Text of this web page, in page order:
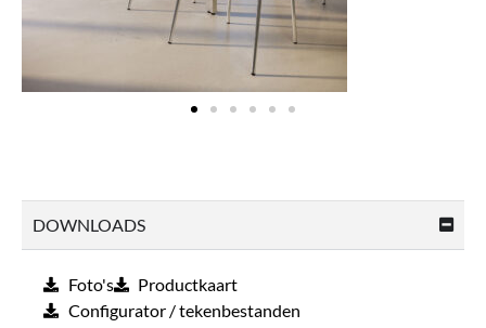
DOWNLOADS
Foto's
Productkaart
Configurator / tekenbestanden